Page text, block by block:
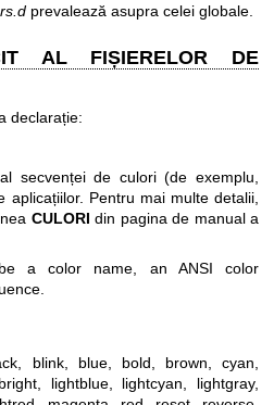
prevalează asupra celei globale.
AL FIȘIERELOR DE
declarație:
secvenței de culori (de exemplu,
aplicațiilor. Pentru mai multe detalii,
CULORI din pagina de manual a
a color name, an ANSI color
blink, blue, bold, brown, cyan,
lightblue, lightcyan, lightgray,